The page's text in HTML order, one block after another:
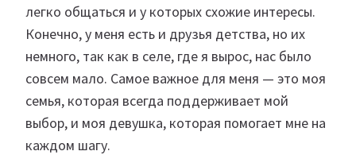
легко общаться и у которых схожие интересы.
Конечно, у меня есть и друзья детства, но их
немного, так как в селе, где я вырос, нас было
совсем мало. Самое важное для меня — это моя
семья, которая всегда поддерживает мой
выбор, и моя девушка, которая помогает мне на
каждом шагу.